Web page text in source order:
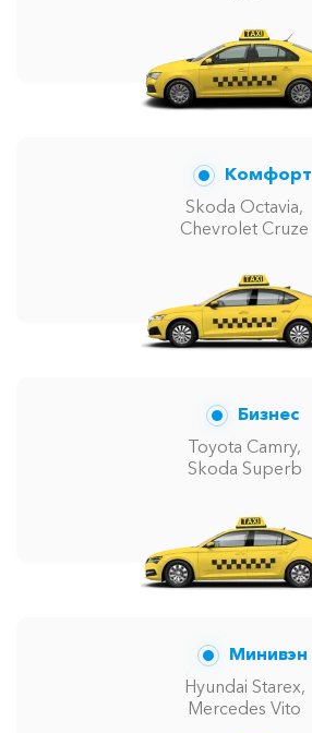
Комфорт
Skoda Octavia,
Chevrolet Cruze
Бизнес
Toyota Camry,
Skoda Superb
Минивэн
Hyundai Starex,
Mercedes Vito